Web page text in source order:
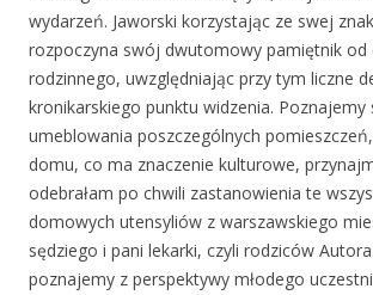
wydarzeń. Jaworski korzystając ze swej
rozpoczyna swój dwutomowy pamiętnik od
rodzinnego, uwzględniając przy tym liczne
kronikarskiego punktu widzenia. Poznajemy
umeblowania poszczególnych
domu, co ma znaczenie kulturowe,
odebrałam po chwili zastanowienia te
domowych utensyliów z warszawskiego
sędziego i pani lekarki, czyli rodziców
poznajemy z perspektywy młodego